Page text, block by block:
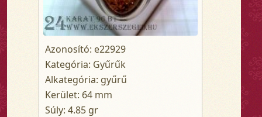
Azonosító: e22929
Kategória: Gyűrűk
Alkategória: gyűrű
Kerület: 64 mm
Súly: 4.85 gr